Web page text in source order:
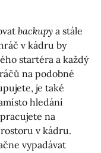
backupy a stále
v kádru by
startéra a každý
na podobné
je také
hledání
na
v kádru.
vypadávat